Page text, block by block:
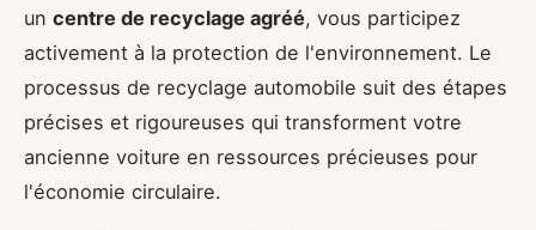
un centre de recyclage agréé, vous participez
activement à la protection de l'environnement. Le
processus de recyclage automobile suit des étapes
précises et rigoureuses qui transforment votre
ancienne voiture en ressources précieuses pour
l'économie circulaire.